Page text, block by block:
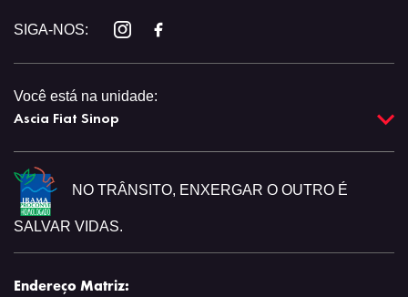
SIGA-NOS:
Você está na unidade:
Ascia Fiat Sinop
NO TRÂNSITO, ENXERGAR O OUTRO É
SALVAR VIDAS.
Endereço Matriz: